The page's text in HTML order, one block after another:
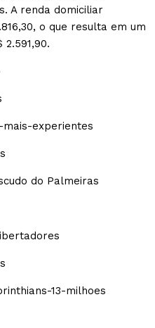
A renda domiciliar
o que resulta em um
experientes
do Palmeiras
13-milhoes